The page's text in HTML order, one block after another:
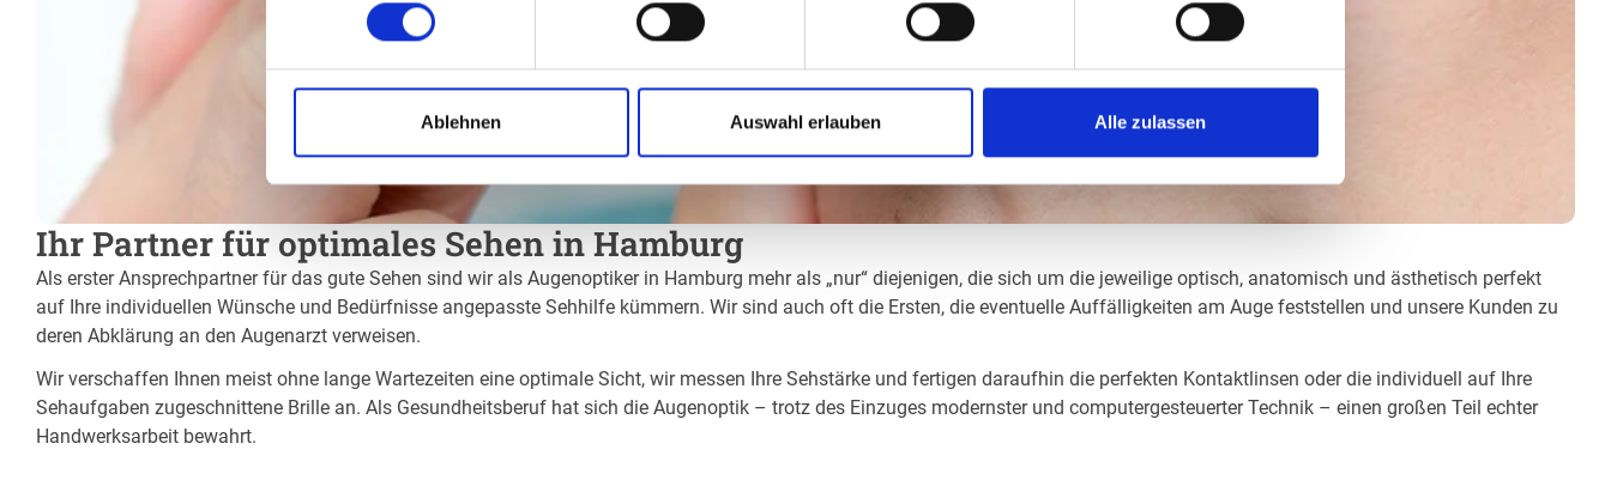
Ablehnen Auswahl erlauben Alle zulassen
Ihr Partner für optimales Sehen in Hamburg
Als erster Ansprechpartner für das gute Sehen sind wir als Augenoptiker in Hamburg mehr als „nur“ diejenigen, die sich um die jeweilige optisch, anatomisch und ästhetisch perfekt
auf Ihre individuellen Wünsche und Bedürfnisse angepasste Sehhilfe kümmern. Wir sind auch oft die Ersten, die eventuelle Auffälligkeiten am Auge feststellen und unsere Kunden zu
deren Abklärung an den Augenarzt verweisen.
Wir verschaffen Ihnen meist ohne lange Wartezeiten eine optimale Sicht, wir messen Ihre Sehstärke und fertigen daraufhin die perfekten Kontaktlinsen oder die individuell auf Ihre
Sehaufgaben zugeschnittene Brille an. Als Gesundheitsberuf hat sich die Augenoptik – trotz des Einzuges modernster und computergesteuerter Technik – einen großen Teil echter
Handwerksarbeit bewahrt.